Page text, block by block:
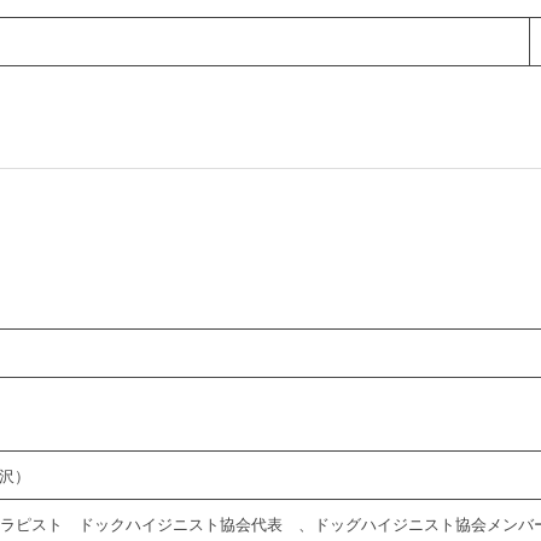
）
ピスト ドックハイジニスト協会代表 、ドッグハイジニスト協会メンバ